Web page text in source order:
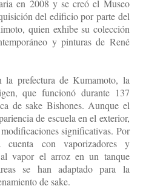
en 2008 y se creó el Museo
del edificio por parte del
quien exhibe su colección
y pinturas de René
prefectura de Kumamoto, la
que funcionó durante 137
de sake Bishones. Aunque el
de escuela en el exterior,
significativas. Por
cuenta con vaporizadores y
vapor el arroz en un tanque
se han adaptado para la
de sake.